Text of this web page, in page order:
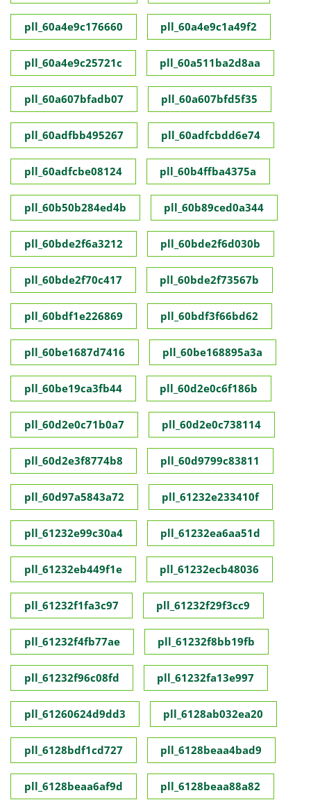
pll_60a4e9c176660 pll_60a4e9c1a49f2
pll_60a4e9c25721c pll_60a511ba2d8aa
pll_60a607bfadb07 pll_60a607bfd5f35
pll_60adfbb495267 pll_60adfcbdd6e74
pll_60adfcbe08124 pll_60b4ffba4375a
pll_60b50b284ed4b pll_60b89ced0a344
pll_60bde2f6a3212 pll_60bde2f6d030b
pll_60bde2f70c417 pll_60bde2f73567b
pll_60bdf1e226869 pll_60bdf3f66bd62
pll_60be1687d7416 pll_60be168895a3a
pll_60be19ca3fb44 pll_60d2e0c6f186b
pll_60d2e0c71b0a7 pll_60d2e0c738114
pll_60d2e3f8774b8 pll_60d9799c83811
pll_60d97a5843a72 pll_61232e233410f
pll_61232e99c30a4 pll_61232ea6aa51d
pll_61232eb449f1e pll_61232ecb48036
pll_61232f1fa3c97 pll_61232f29f3cc9
pll_61232f4fb77ae pll_61232f8bb19fb
pll_61232f96c08fd pll_61232fa13e997
pll_61260624d9dd3 pll_6128ab032ea20
pll_6128bdf1cd727 pll_6128beaa4bad9
pll_6128beaa6af9d pll_6128beaa88a82